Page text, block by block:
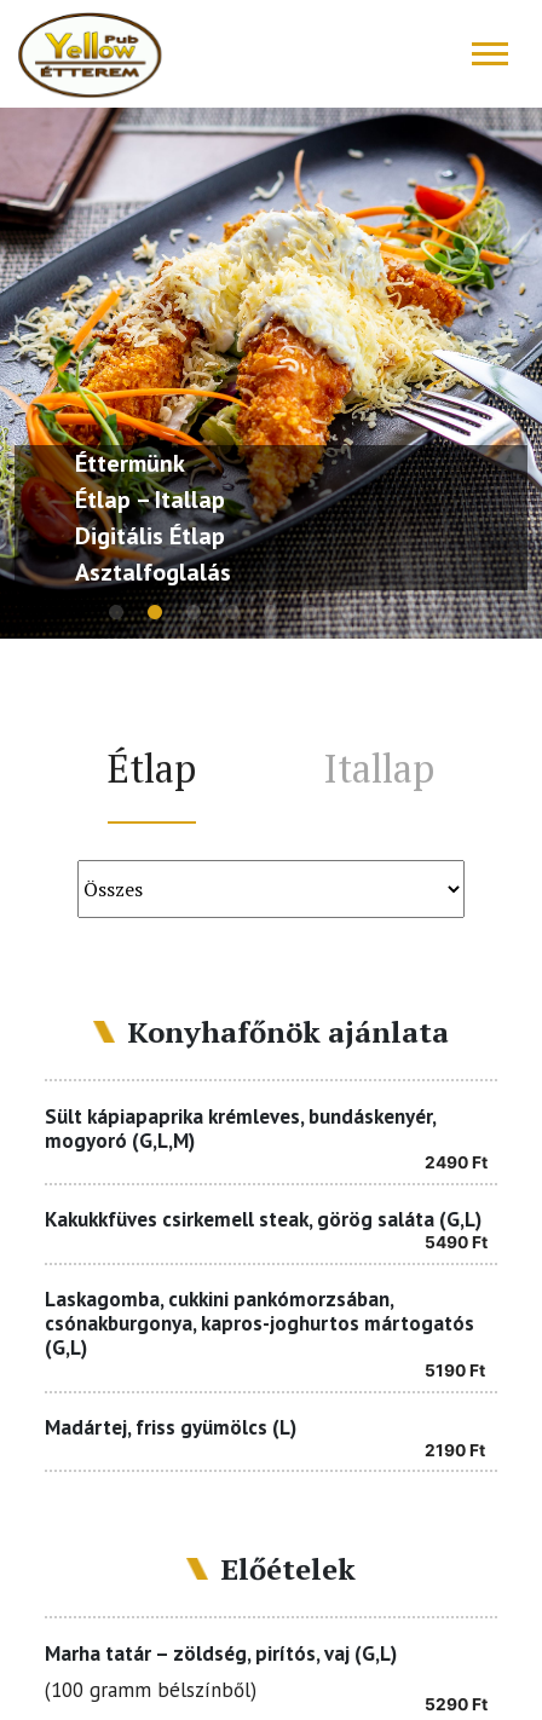
FŐOLDAL
ÉTLAP – ITALLAP
KONYHAFŐNÖK AJÁNLATA
RÓLUNK ÍRTÁK
“DRIVE IN”
GALÉRIA
KAPCSOLAT
Éttermünk
Étlap – Itallap
Digitális Étlap
Asztalfoglalás
Étlap Itallap
Konyhafőnök ajánlata
Sült kápiapaprika krémleves, bundáskenyér,
mogyoró (G,L,M)
2490Ft
Kakukkfüves csirkemell steak, görög saláta (G,L)
5490Ft
Laskagomba, cukkini pankómorzsában,
csónakburgonya, kapros-joghurtos mártogatós
(G,L)
5190Ft
Madártej, friss gyümölcs (L)
2190Ft
Előételek
Marha tatár – zöldség, pirítós, vaj (G,L)
(100 gramm bélszínből)
5290Ft